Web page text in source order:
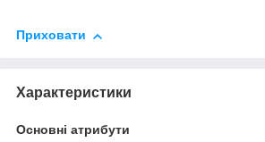
Приховати
Характеристики
Основні атрибути